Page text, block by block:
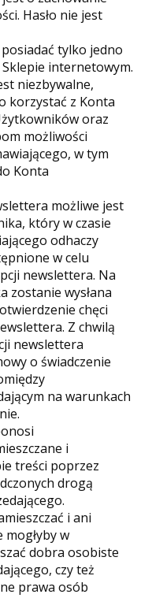
Hasło nie jest
tylko jedno
internetowym.
niezbywalne,
korzystać z Konta
oraz
możliwości
w tym
Konta
możliwe jest
który w czasie
odhaczy
w celu
newslettera. Na
zostanie wysłana
chęci
Z chwilą
newslettera
o świadczenie
na warunkach
i
treści poprzez
drogą
i ani
w
dobra osobiste
czy też
prawa osób